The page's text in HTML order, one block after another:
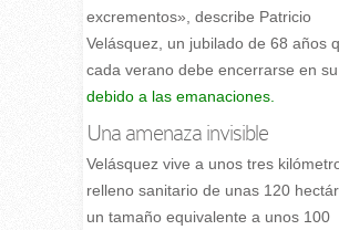
excrementos», describe Patricio
Velásquez, un jubilado de 68 años
cada verano debe encerrarse en
debido a las emanaciones.
Una amenaza invisible
Velásquez vive a unos tres
relleno sanitario de unas 120
un tamaño equivalente a unos 100